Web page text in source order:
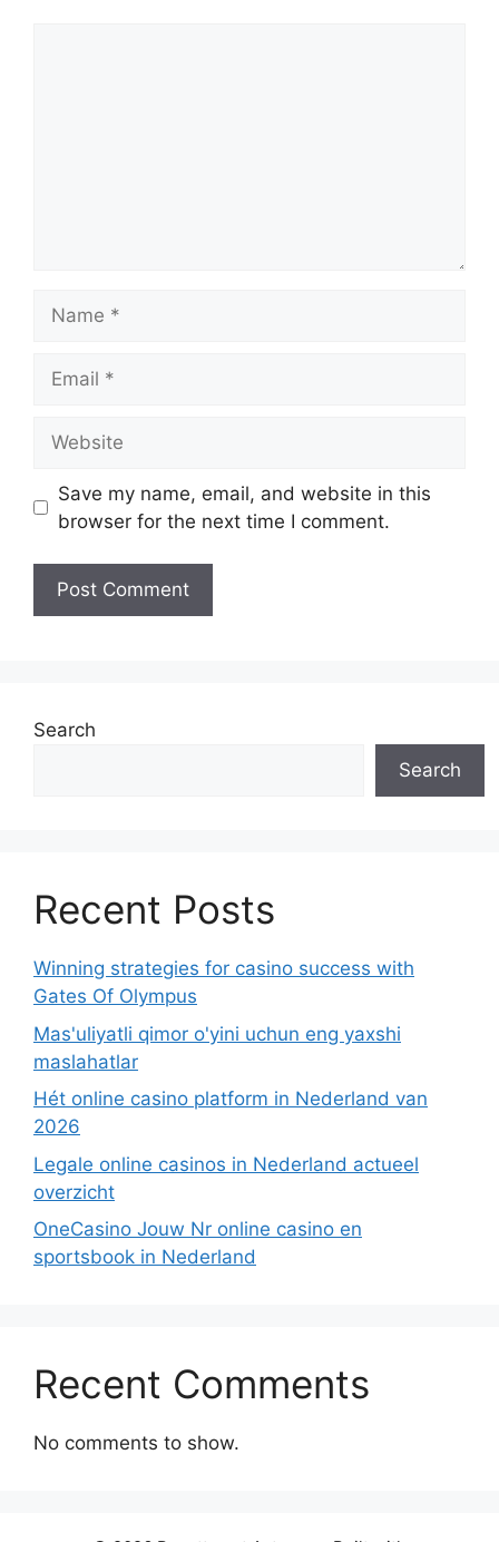
Save my name, email, and website in this
browser for the next time I comment.
Search
Search
Recent Posts
Winning strategies for casino success with
Gates Of Olympus
Mas'uliyatli qimor o'yini uchun eng yaxshi
maslahatlar
Hét online casino platform in Nederland van
2026
Legale online casinos in Nederland actueel
overzicht
OneCasino Jouw Nr online casino en
sportsbook in Nederland
Recent Comments
No comments to show.